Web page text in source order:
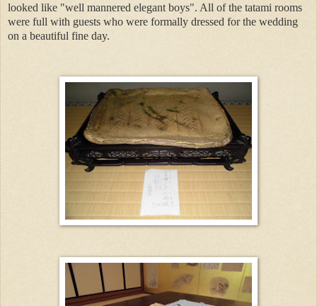
looked like "well mannered elegant boys". All of the tatami rooms
were full with guests who were formally dressed for the wedding
on a beautiful fine day.